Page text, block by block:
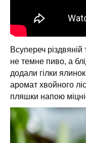
Всупереч
не темне пиво, а
додали гілки
аромат хвойного
пляшки напою